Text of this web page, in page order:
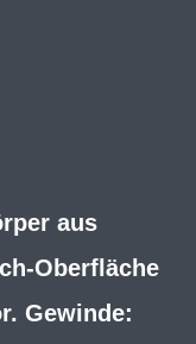
aus
Oberfläche
Gewinde: